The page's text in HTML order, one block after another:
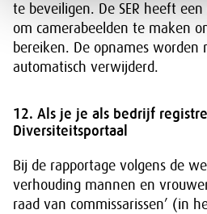
te beveiligen. De SER heeft
om camerabeelden te maken
bereiken. De opnames worden
automatisch verwijderd.
12. Als je je als bedrijf
Diversiteitsportaal
Bij de rapportage volgens de
verhouding mannen en
raad van commissarissen’ (in